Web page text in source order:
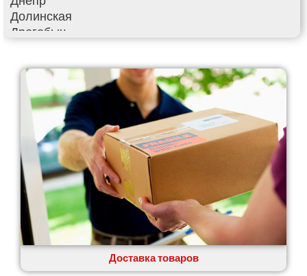
Долинская
Дрогобыч
Фонтанка
Гатное
Глеваха
Горишние Плавни
Гостомель
Харьков
Херсон
Хмельницкий
Хмельник
Ирпень
Ивано-Франковск
Измаил
Кагарлык
Доставка товаров